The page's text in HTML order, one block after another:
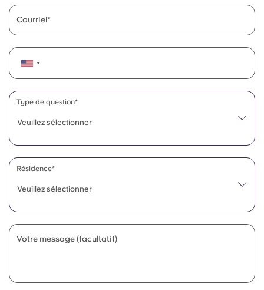
Courriel
Veuillez sélectionner
Type de question*
Veuillez sélectionner
Résidence*
Votre message (facultatif)